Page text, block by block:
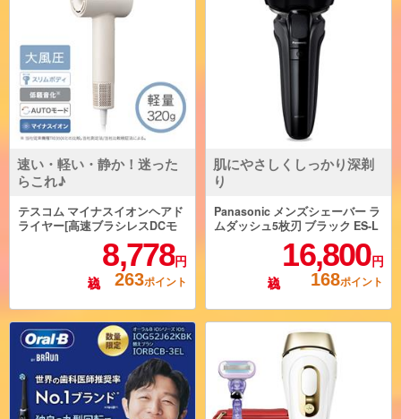
速い・軽い・静か！迷った
らこれ♪
テスコム マイナスイオンヘアド
ライヤー[高速ブラシレスDCモ
ーター/ベージュ] TD760A-C
8,778円
263ポイント
肌にやさしくしっかり深剃
り
Panasonic メンズシェーバー ラ
ムダッシュ5枚刃 ブラック ES-L
16,800円
168ポイント